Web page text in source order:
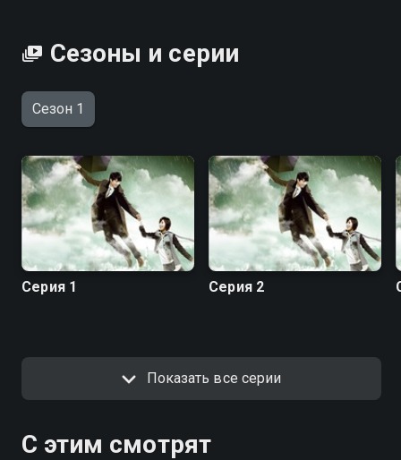
Сезоны и серии
Сезон 1
Серия 1 Серия 2
Показать все серии
С этим смотрят